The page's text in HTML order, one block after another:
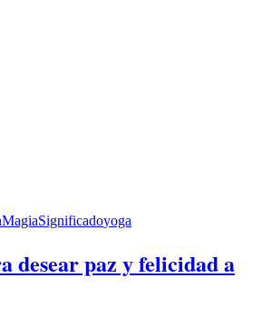
MagiaSignificadoyoga
desear paz y felicidad a